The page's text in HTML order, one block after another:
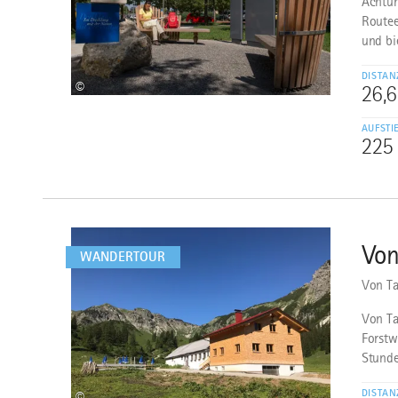
©
und
225
WANDERTOUR
5
Von
Von